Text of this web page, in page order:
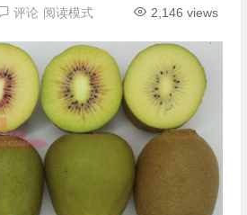
评论 2,146 views
阅读模式